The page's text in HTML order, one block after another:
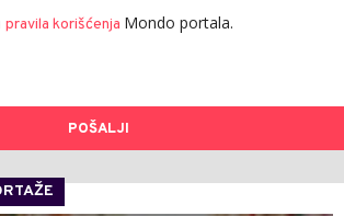
pravila korišćenja Mondo portala.
POŠALJI